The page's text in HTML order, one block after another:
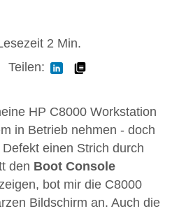
2 Min.
Teilen:
HP C8000 Workstation
in Betrieb nehmen - doch
einen Strich durch
den Boot Console
bot mir die C8000
Bildschirm an. Auch die